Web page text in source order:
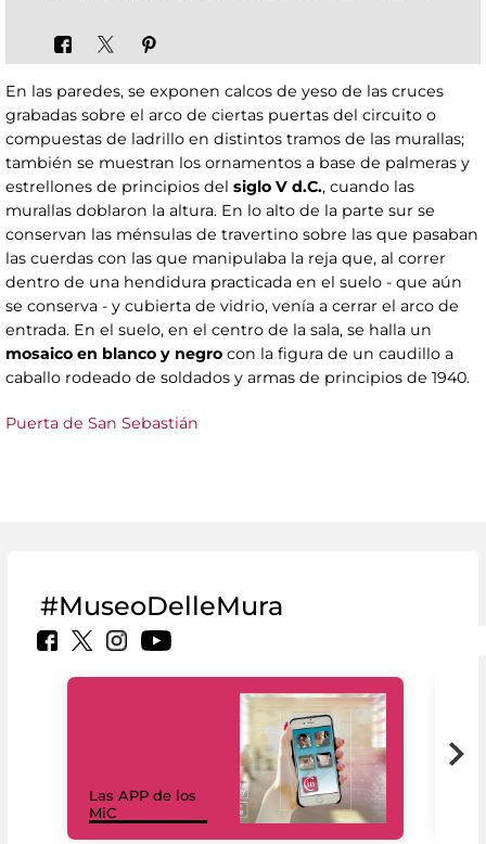
En las paredes, se exponen calcos de yeso de las cruces
grabadas sobre el arco de ciertas puertas del circuito o
compuestas de ladrillo en distintos tramos de las murallas;
también se muestran los ornamentos a base de palmeras y
estrellones de principios del siglo V d.C., cuando las
murallas doblaron la altura. En lo alto de la parte sur se
conservan las ménsulas de travertino sobre las que pasaban
las cuerdas con las que manipulaba la reja que, al correr
dentro de una hendidura practicada en el suelo - que aún
se conserva - y cubierta de vidrio, venía a cerrar el arco de
entrada. En el suelo, en el centro de la sala, se halla un
mosaico en blanco y negro con la figura de un caudillo a
caballo rodeado de soldados y armas de principios de 1940.
Puerta de San Sebastián
#MuseoDelleMura
Las APP de los
MiC